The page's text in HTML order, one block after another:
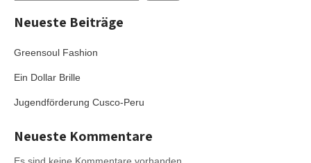
Neueste Beiträge
Greensoul Fashion
Ein Dollar Brille
Jugendförderung Cusco-Peru
Neueste Kommentare